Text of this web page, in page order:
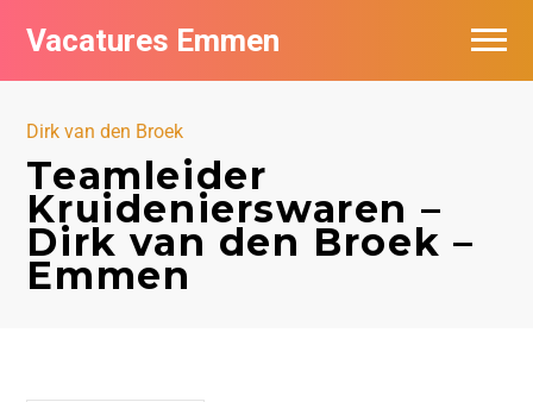
Vacatures Emmen
Dirk van den Broek
Teamleider
Kruidenierswaren –
Dirk van den Broek –
Emmen
Vacatures per bedrijf
Nieuwsbrief feed